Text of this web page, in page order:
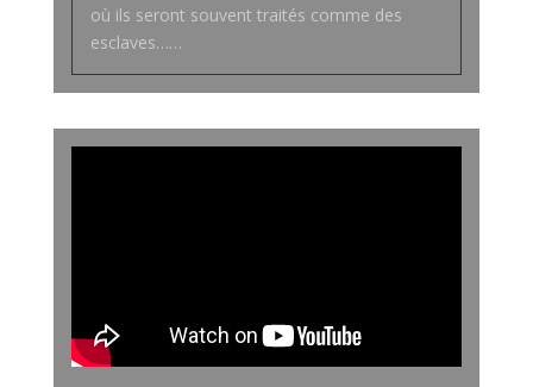
où ils seront souvent traités comme des
esclaves……